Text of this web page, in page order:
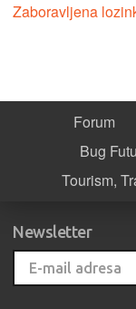
Zaboravljena
Forum
Bug
Tourism,
Newsletter